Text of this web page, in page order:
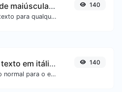
Conversor de maiúsculas/minúsculas
Converta seu texto para qualquer tipo de maiúsculas/minúsculas, como lowercase, UPPERCASE, camelCase...etc.
140
Gerador de texto em itálico (cursivo)
Converta texto normal para o estilo de fonte cursiva.
140